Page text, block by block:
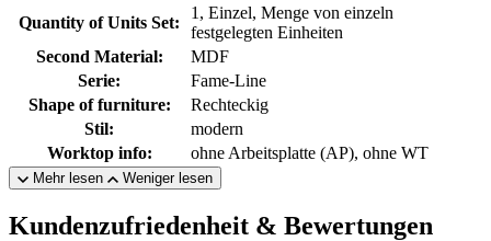
Quantity of Units Set:
1, Einzel, Menge von einzeln
festgelegten Einheiten
Second Material:
MDF
Serie:
Fame-Line
Shape of furniture:
Rechteckig
Stil:
modern
Worktop info:
ohne Arbeitsplatte (AP), ohne WT
Mehr lesen Weniger lesen
Kundenzufriedenheit & Bewertungen